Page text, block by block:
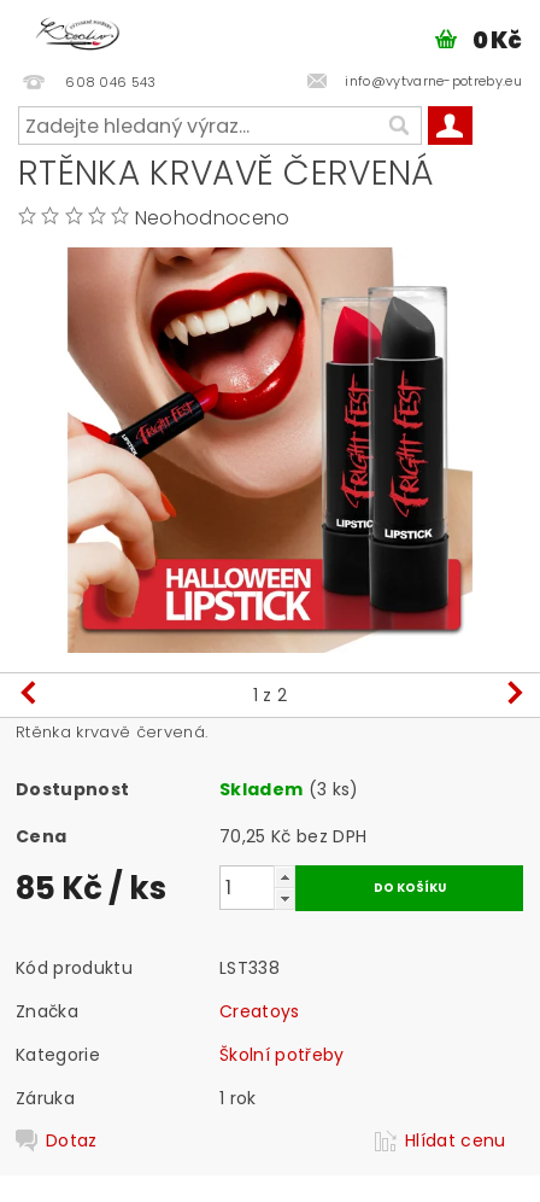
608 046 543 info@vytvarne-potreby.eu
0 Kč
RTĚNKA KRVAVĚ ČERVENÁ
Neohodnoceno
1 z 2
Rtěnka krvavě červená.
Dostupnost Skladem (3 ks)
Cena
70,25 Kč bez DPH
85 Kč/ ks
Kód produktu
LST338
Značka
Creatoys
Kategorie
Školní potřeby
Záruka
1 rok
Dotaz
Hlídat cenu